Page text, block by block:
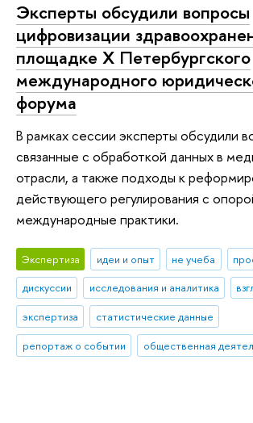
Эксперты обсудили вопросы
цифровизации
площадке X Петербургского
международного
форума
В рамках сессии эксперты обсудили
связанные с обработкой данных в
отрасли, а также подходы к
действующего регулирования с
международные практики.
Экспертиза идеи и опыт не учеба
дискуссии
исследования и аналитика
экспертиза
статистические данные
репортаж о событии
общественная